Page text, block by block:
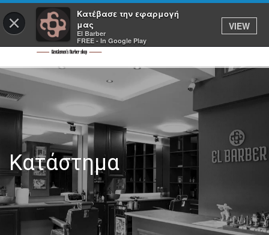
×
Κατέβασε την εφαρμογή
μας
El Barber
FREE - In Google Play
VIEW
Κατάστημα